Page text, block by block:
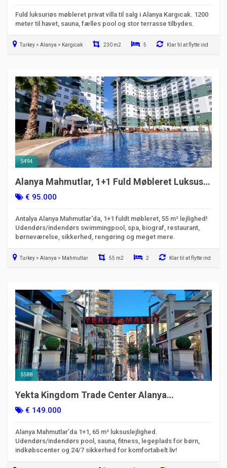
Fuld luksuriøs møbleret privat villa til salg i Alanya Kargıcak. 1200
meter til havet, sauna, fælles pool og stor terrasse tilbydes.
Turkey > Alanya > Kargıcak 230 m2 5 Klar til at flytte ind
5494
Alanya Mahmutlar, 1+1 Fuld Møbleret Luksus
Lejlighed
€ 95.000
Antalya Alanya Mahmutlar'da, 1+1 fuldt møbleret, 55 m² lejlighed!
Udendørs/indendørs swimmingpool, spa, biograf, restaurant,
børneværelse, sikkerhed, rengøring og meget mere.
Turkey > Alanya > Mahmutlar 55 m2 2 Klar til at flytte ind
5588
Yekta Kingdom Trade Center Alanya
Mahmutlar'da Til Salg 1+1 Luksus Lejlighed
€ 149.000
Alanya Mahmutlar’da 1+1, 65 m² luksuslejlighed.
Udendørs/indendørs pool, sauna, fitness, legeplads for børn,
indkøbscenter og 24/7 sikkerhed for komfortabelt liv!